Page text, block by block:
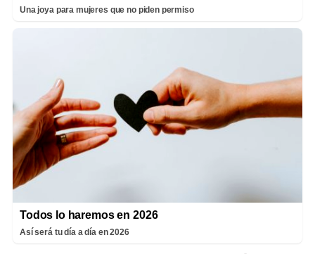
Una joya para mujeres que no piden permiso
Todos lo haremos en 2026
Así será tu día a día en 2026